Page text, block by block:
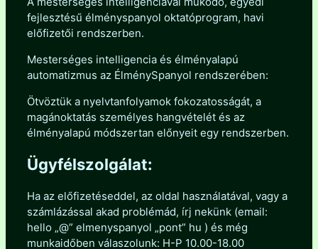
fejlesztésű élményspanyol oktatóprogram, havi
előfizetői rendszerben.
Mesterséges intelligencia és élményalapú
automatizmus az ÉlménySpanyol rendszerében:
Ötvöztük a nyelvtanfolyamok fokozatosságát, a
magánoktatás személyes hangvételét és az
élményalapú módszertan előnyeit egy rendszerben.
Ügyfélszolgálat:
Ha az előfizetéseddel, az oldal használatával, vagy a
számlázással akad problémád, írj nekünk (email:
hello „@” elmenyspanyol „pont” hu ) és még
munkaidőben válaszolunk: H-P 10.00-18.00